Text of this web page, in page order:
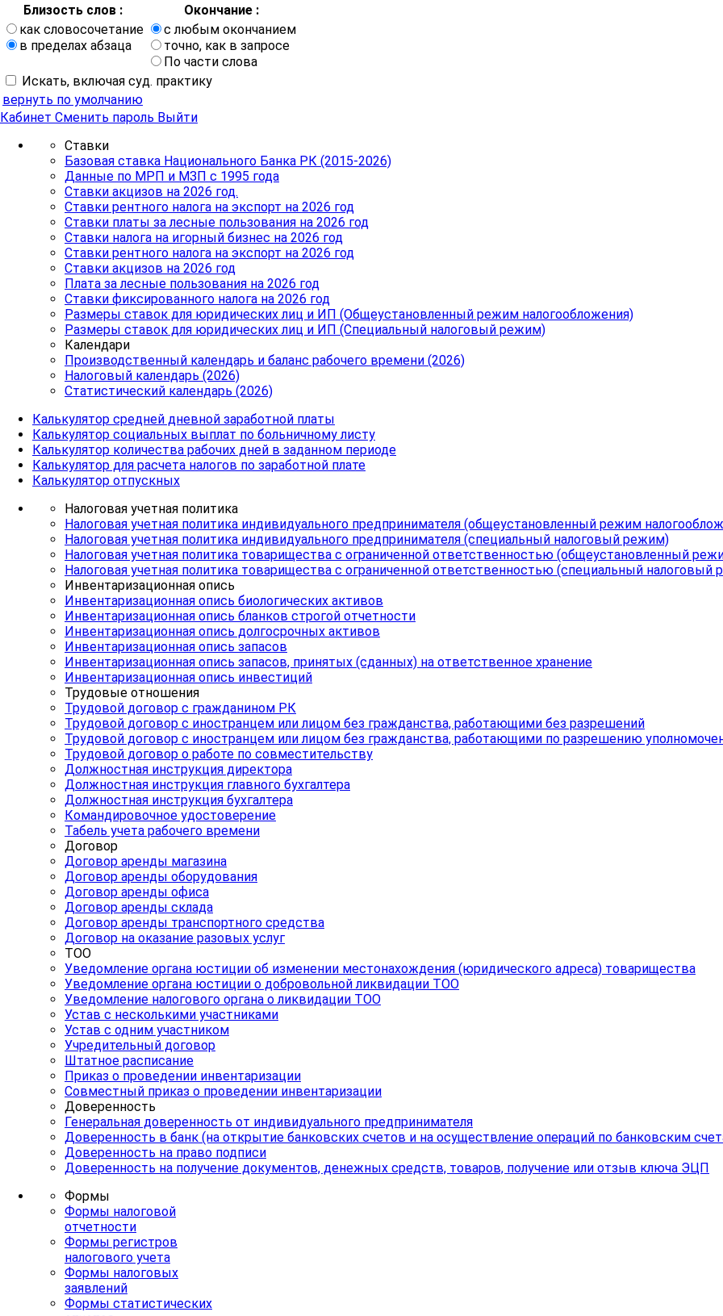
Близость слов :
Окончание :
как словосочетание
в пределах абзаца
с любым окончанием
точно, как в запросе
По части слова
Искать, включая суд. практику
вернуть по умолчанию
Кабинет Сменить пароль Выйти
Ставки
Базовая ставка Национального Банка РК (2015-2026)
Данные по МРП и МЗП с 1995 года
Ставки акцизов на 2026 год.
Ставки рентного налога на экспорт на 2026 год
Ставки платы за лесные пользования на 2026 год
Ставки налога на игорный бизнес на 2026 год
Ставки рентного налога на экспорт на 2026 год
Ставки акцизов на 2026 год
Плата за лесные пользования на 2026 год
Ставки фиксированного налога на 2026 год
Размеры ставок для юридических лиц и ИП (Общеустановленный режим налогообложения)
Размеры ставок для юридических лиц и ИП (Специальный налоговый режим)
Календари
Производственный календарь и баланс рабочего времени (2026)
Налоговый календарь (2026)
Статистический календарь (2026)
Калькулятор средней дневной заработной платы
Калькулятор социальных выплат по больничному листу
Калькулятор количества рабочих дней в заданном периоде
Калькулятор для расчета налогов по заработной плате
Калькулятор отпускных
Налоговая учетная политика
Налоговая учетная политика индивидуального предпринимателя (общеустановленный режим
Налоговая учетная политика индивидуального предпринимателя (специальный налоговый режим)
Налоговая учетная политика товарищества с ограниченной ответственностью (общеустановленный
Налоговая учетная политика товарищества с ограниченной ответственностью (специальный налоговый
Инвентаризационная опись
Инвентаризационная опись биологических активов
Инвентаризационная опись бланков строгой отчетности
Инвентаризационная опись долгосрочных активов
Инвентаризационная опись запасов
Инвентаризационная опись запасов, принятых (сданных) на ответственное хранение
Инвентаризационная опись инвестиций
Трудовые отношения
Трудовой договор с гражданином РК
Трудовой договор с иностранцем или лицом без гражданства, работающими без разрешений
Трудовой договор с иностранцем или лицом без гражданства, работающими по разрешению
Трудовой договор о работе по совместительству
Должностная инструкция директора
Должностная инструкция главного бухгалтера
Должностная инструкция бухгалтера
Командировочное удостоверение
Табель учета рабочего времени
Договор
Договор аренды магазина
Договор аренды оборудования
Договор аренды офиса
Договор аренды склада
Договор аренды транспортного средства
Договор на оказание разовых услуг
ТОО
Уведомление органа юстиции об изменении местонахождения (юридического адреса) товарищества
Уведомление органа юстиции о добровольной ликвидации ТОО
Уведомление налогового органа о ликвидации ТОО
Устав с несколькими участниками
Устав с одним участником
Учредительный договор
Штатное расписание
Приказ о проведении инвентаризации
Совместный приказ о проведении инвентаризации
Доверенность
Генеральная доверенность от индивидуального предпринимателя
Доверенность в банк (на открытие банковских счетов и на осуществление операций по банковским
Доверенность на право подписи
Доверенность на получение документов, денежных средств, товаров, получение или отзыв ключа ЭЦП
Формы
Формы налоговой
отчетности
Формы регистров
налогового учета
Формы налоговых
заявлений
Формы статистических